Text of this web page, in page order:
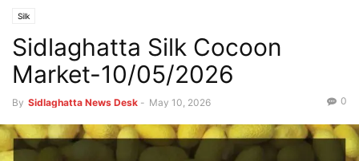
Silk
Sidlaghatta Silk Cocoon
Market-10/05/2026
By Sidlaghatta News Desk - May 10, 2026 0